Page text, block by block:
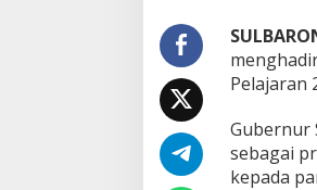
Pelajaran
Gubernur
sebagai
kepada